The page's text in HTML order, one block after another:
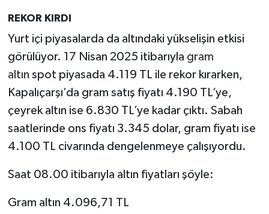
REKOR KIRDI
Yurt içi piyasalarda da altındaki yükselişin etkisi
görülüyor. 17 Nisan 2025 itibarıyla gram
altın spot piyasada 4.119 TL ile rekor kırarken,
Kapalıçarşı’da gram satış fiyatı 4.190 TL’ye,
çeyrek altın ise 6.830 TL’ye kadar çıktı. Sabah
saatlerinde ons fiyatı 3.345 dolar, gram fiyatı ise
4.100 TL civarında dengelenmeye çalışıyordu.
Saat 08.00 itibarıyla altın fiyatları şöyle:
Gram altın 4.096,71 TL